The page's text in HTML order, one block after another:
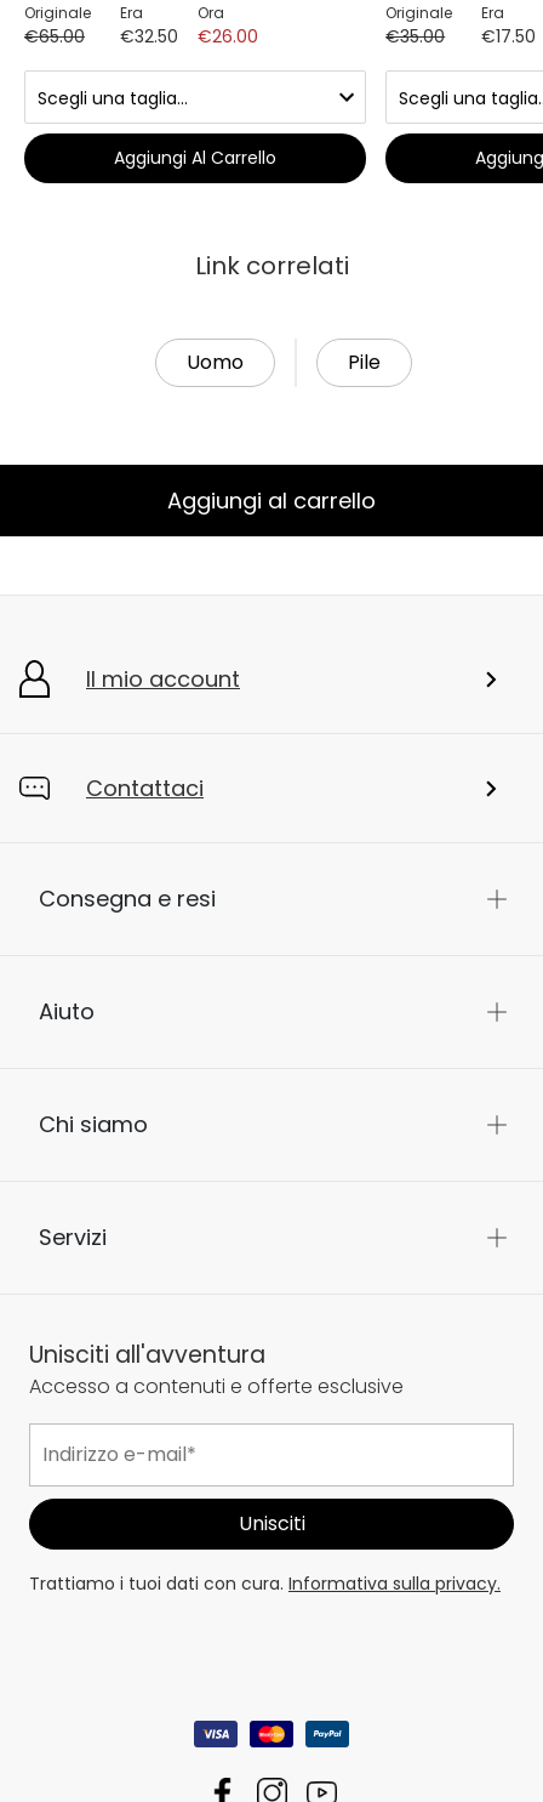
Originale
€65.00
Era
€32.50
Ora
€26.00
Aggiungi Al Carrello
Originale
€35.00
Era
€17.50
Link correlati
Uomo Pile
Aggiungi al carrello
Il mio account
Contattaci
Consegna e resi
Aiuto
Chi siamo
Servizi
Unisciti all'avventura
Accesso a contenuti e offerte esclusive
Trattiamo i tuoi dati con cura. Informativa sulla privacy.